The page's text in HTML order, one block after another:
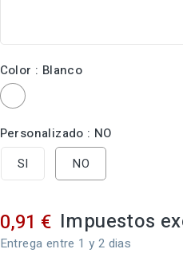
Color : Blanco
Blanco
Personalizado : NO
SI
NO
0,91 € Impuestos
Entrega entre 1 y 2 dias